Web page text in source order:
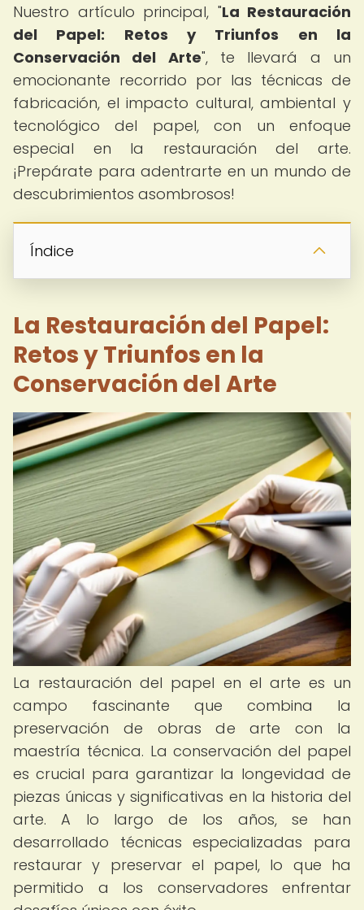
Nuestro artículo principal, "La Restauración
del Papel: Retos y Triunfos en la
Conservación del Arte", te llevará a un
emocionante recorrido por las técnicas de
fabricación, el impacto cultural, ambiental y
tecnológico del papel, con un enfoque
especial en la restauración del arte.
¡Prepárate para adentrarte en un mundo de
descubrimientos asombrosos!
Índice
La Restauración del Papel:
Retos y Triunfos en la
Conservación del Arte
La restauración del papel en el arte es un
campo fascinante que combina la
preservación de obras de arte con la
maestría técnica. La conservación del papel
es crucial para garantizar la longevidad de
piezas únicas y significativas en la historia del
arte. A lo largo de los años, se han
desarrollado técnicas especializadas para
restaurar y preservar el papel, lo que ha
permitido a los conservadores enfrentar